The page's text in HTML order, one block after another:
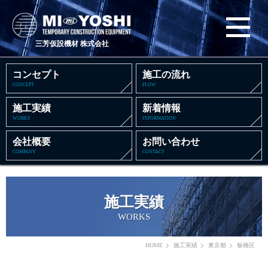
三芳仮設機材 株式会社
コンセプト
CONCEPT
施工の流れ
FLOW
施工実績
WORKS
新着情報
INFORMATION
会社概要
COMPANY
お問い合わせ
CONTACT
施工実績
WORKS
HOME 施工実績 東京都 板橋区